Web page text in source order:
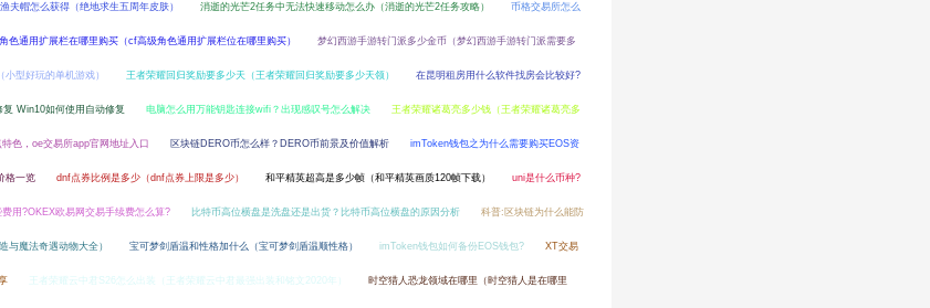
夫帽怎么获得（绝地求生五周年皮肤） 消逝的光芒2任务中无法快速移动怎么办（消逝的光芒2任务攻略） 币格交易所怎么
色通用扩展栏在哪里购买（cf高级角色通用扩展栏位在哪里购买） 梦幻西游手游转门派多少金币（梦幻西游手游转门派需要多
型好玩的单机游戏） 王者荣耀回归奖励要多少天（王者荣耀回归奖励要多少天领） 在昆明租房用什么软件找房会比较好?
Win10如何使用自动修复 电脑怎么用万能钥匙连接wifi？出现感叹号怎么解决 王者荣耀诸葛亮多少钱（王者荣耀诸葛亮多
色，oe交易所app官网地址入口 区块链DERO币怎么样？DERO币前景及价值解析 imToken钱包之为什么需要购买EOS资
格一览 dnf点券比例是多少（dnf点券上限是多少） 和平精英超高是多少帧（和平精英画质120帧下载） uni是什么币种?
用?OKEX欧易网交易手续费怎么算? 比特币高位横盘是洗盘还是出货？比特币高位横盘的原因分析 科普:区块链为什么能防
与魔法奇遇动物大全） 宝可梦剑盾温和性格加什么（宝可梦剑盾温顺性格） imToken钱包如何备份EOS钱包? XT交易
王者荣耀云中君S26怎么出装（王者荣耀云中君最强出装和铭文2020年） 时空猎人恐龙领域在哪里（时空猎人是在哪里